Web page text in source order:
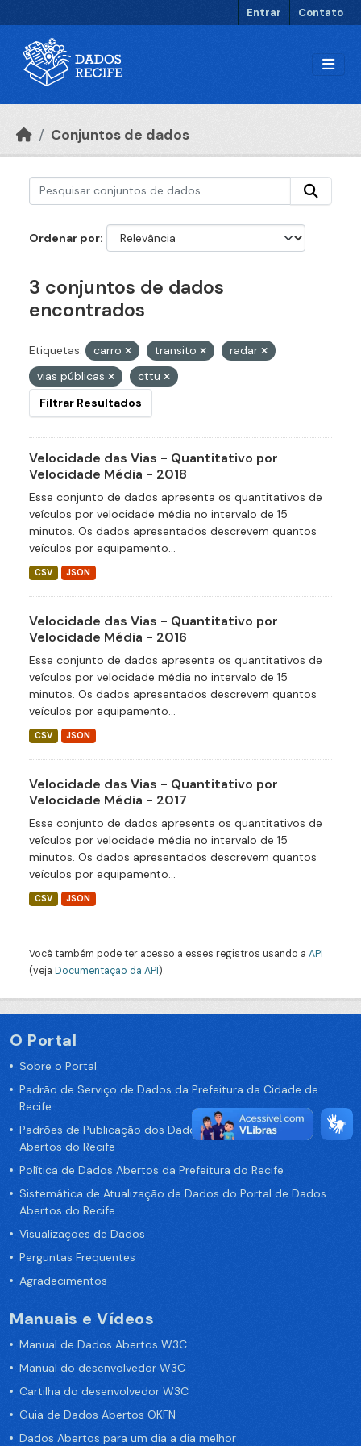
Entrar Contato
Conjuntos de dados
Ordenar por
3 conjuntos de dados
encontrados
Etiquetas: carro transito
radar
vias públicas
cttu
Filtrar Resultados
Velocidade das Vias - Quantitativo por
Velocidade Média - 2018
Esse conjunto de dados apresenta os quantitativos de
veículos por velocidade média no intervalo de 15
minutos. Os dados apresentados descrevem quantos
veículos por equipamento...
CSV JSON
Velocidade das Vias - Quantitativo por
Velocidade Média - 2016
Esse conjunto de dados apresenta os quantitativos de
veículos por velocidade média no intervalo de 15
minutos. Os dados apresentados descrevem quantos
veículos por equipamento...
CSV JSON
Velocidade das Vias - Quantitativo por
Velocidade Média - 2017
Esse conjunto de dados apresenta os quantitativos de
veículos por velocidade média no intervalo de 15
minutos. Os dados apresentados descrevem quantos
veículos por equipamento...
CSV JSON
Você também pode ter acesso a esses registros usando a API
(veja Documentação da API).
O Portal
Sobre o Portal
Padrão de Serviço de Dados da Prefeitura da Cidade de
Recife
Padrões de Publicação dos Dados no Portal de Dados
Abertos do Recife
Política de Dados Abertos da Prefeitura do Recife
Sistemática de Atualização de Dados do Portal de Dados
Abertos do Recife
Visualizações de Dados
Perguntas Frequentes
Agradecimentos
Manuais e Vídeos
Manual de Dados Abertos W3C
Manual do desenvolvedor W3C
Cartilha do desenvolvedor W3C
Guia de Dados Abertos OKFN
Dados Abertos para um dia a dia melhor